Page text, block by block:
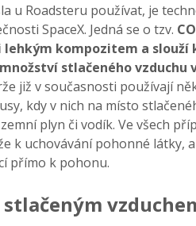
u Roadsteru používat, je
SpaceX. Jedná se o tzv.
kompozitem a slouží
stlačeného vzduchu
již v současnosti používají
kdy v nich na místo
plyn či vodík. Ve všech
k uchovávání pohonné látky,
přímo k pohonu.